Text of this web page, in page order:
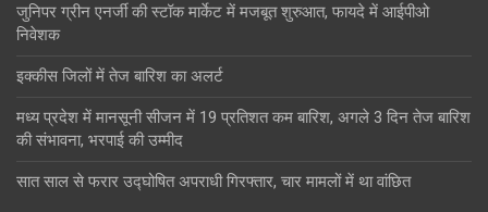
जुनिपर ग्रीन एनर्जी की स्टॉक मार्केट में मजबूत शुरुआत, फायदे में आईपीओ
निवेशक
इक्कीस जिलों में तेज बारिश का अलर्ट
मध्य प्रदेश में मानसूनी सीजन में 19 प्रतिशत कम बारिश, अगले 3 दिन तेज बारिश
की संभावना, भरपाई की उम्मीद
सात साल से फरार उद्घोषित अपराधी गिरफ्तार, चार मामलों में था वांछित